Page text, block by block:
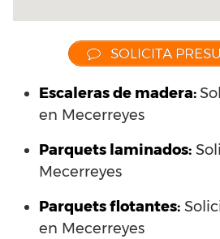
SOLICITA
Escaleras de madera:
en Mecerreyes
Parquets laminados:
Mecerreyes
Parquets flotantes:
en Mecerreyes